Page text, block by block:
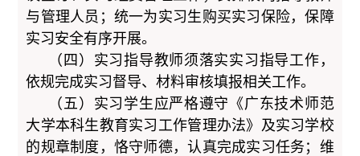
与管理人员；统一为实习生购买实习保险，保障
实习安全有序开展。
（四）实习指导教师须落实实习指导工作，
依规完成实习督导、材料审核填报相关工作。
（五）实习学生应严格遵守《广东技术师范
大学本科生教育实习工作管理办法》及实习学校
的规章制度，恪守师德，认真完成实习任务；维